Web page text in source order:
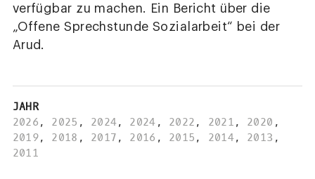
verfügbar zu machen. Ein Bericht über die
„Offene Sprechstunde Sozialarbeit“ bei der
Arud.
JAHR
2026 , 2025 , 2024, 2024 , 2022 , 2021 , 2020 ,
2019, 2018 , 2017 , 2016 , 2015 , 2014, 2013 ,
2011